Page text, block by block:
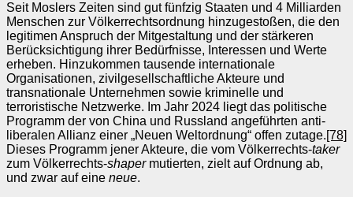
Seit Moslers Zeiten sind gut fünfzig Staaten und 4 Milliarden
Menschen zur Völkerrechtsordnung hinzugestoßen, die den
legitimen Anspruch der Mitgestaltung und der stärkeren
Berücksichtigung ihrer Bedürfnisse, Interessen und Werte
erheben. Hinzukommen tausende internationale
Organisationen, zivilgesellschaftliche Akteure und
transnationale Unternehmen sowie kriminelle und
terroristische Netzwerke. Im Jahr 2024 liegt das politische
Programm der von China und Russland angeführten anti-
liberalen Allianz einer „Neuen Weltordnung“ offen zutage.[78]
Dieses Programm jener Akteure, die vom Völkerrechts-taker
zum Völkerrechts-shaper mutierten, zielt auf Ordnung ab,
und zwar auf eine neue.